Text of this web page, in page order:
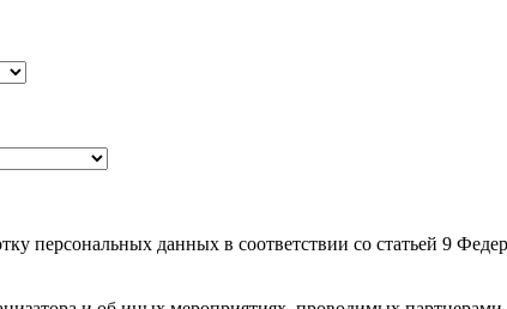
персональных данных в соответствии со статьей 9